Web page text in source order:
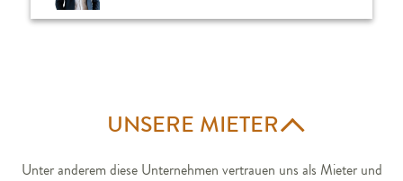
UNSERE MIETER
Unter anderem diese Unternehmen vertrauen uns als Mieter und